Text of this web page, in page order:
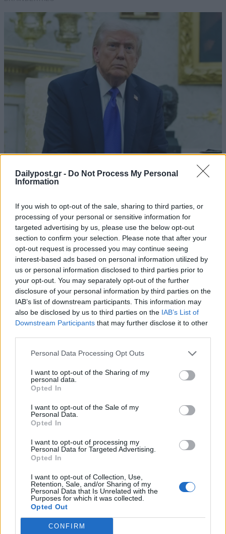
Dailypost.gr - Do Not Process My Personal
Information
If you wish to opt-out of the sale, sharing to third parties, or
processing of your personal or sensitive information for
targeted advertising by us, please use the below opt-out
section to confirm your selection. Please note that after your
opt-out request is processed you may continue seeing
interest-based ads based on personal information utilized by
us or personal information disclosed to third parties prior to
your opt-out. You may separately opt-out of the further
disclosure of your personal information by third parties on the
IAB’s list of downstream participants. This information may
also be disclosed by us to third parties on the IAB’s List of
Downstream Participants that may further disclose it to other
Personal Data Processing Opt Outs
I want to opt-out of the Sharing of my
personal data.
Opted In
I want to opt-out of the Sale of my
Personal Data.
Opted In
I want to opt-out of processing my
Personal Data for Targeted Advertising.
Opted In
I want to opt-out of Collection, Use,
Retention, Sale, and/or Sharing of my
Personal Data that Is Unrelated with the
Purposes for which it was collected.
Opted Out
CONFIRM